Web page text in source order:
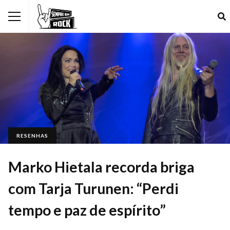
RESENHAS
Marko Hietala recorda briga
com Tarja Turunen: “Perdi
tempo e paz de espírito”